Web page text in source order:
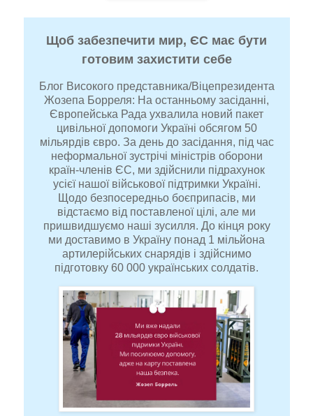
Щоб забезпечити мир, ЄС має бути
готовим захистити себе
Блог Високого представника/Віцепрезидента
Жозепа Борреля: На останньому засіданні,
Європейська Рада ухвалила новий пакет
цивільної допомоги Україні обсягом 50
мільярдів євро. За день до засідання, під час
неформальної зустрічі міністрів оборони
країн-членів ЄС, ми здійснили підрахунок
усієї нашої військової підтримки Україні.
Щодо безпосередньо боєприпасів, ми
відстаємо від поставленої цілі, але ми
пришвидшуємо наші зусилля. До кінця року
ми доставимо в Україну понад 1 мільйона
артилерійських снарядів і здійснимо
підготовку 60 000 українських солдатів.